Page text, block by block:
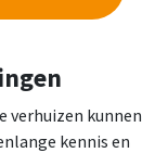
verhuizen kunnen
kennis en